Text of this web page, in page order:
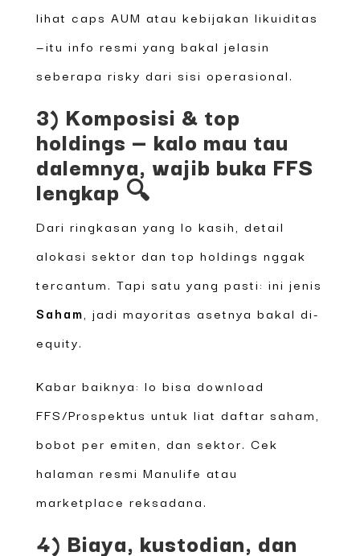
lihat caps AUM atau kebijakan likuiditas
—itu info resmi yang bakal jelasin
seberapa risky dari sisi operasional.
3) Komposisi & top
holdings — kalo mau tau
dalemnya, wajib buka FFS
lengkap 🔍
Dari ringkasan yang lo kasih, detail
alokasi sektor dan top holdings nggak
tercantum. Tapi satu yang pasti: ini jenis
Saham , jadi mayoritas asetnya bakal di-
equity.
Kabar baiknya: lo bisa download
FFS/Prospektus untuk liat daftar saham,
bobot per emiten, dan sektor. Cek
halaman resmi Manulife atau
marketplace reksadana.
4) Biaya, kustodian, dan